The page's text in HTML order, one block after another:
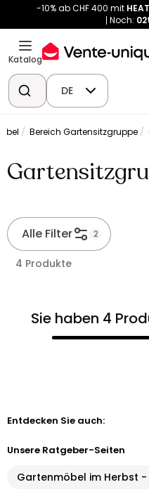
-10% ab CHF 400 mit
Noch:
Katalog
DE
Bereich Gartensitzgruppe
Alle Filter 2
4 Produkte
Sie haben 4
Entdecken Sie auch:
Unsere Ratgeber-Seiten
Gartenmöbel im Herbst -